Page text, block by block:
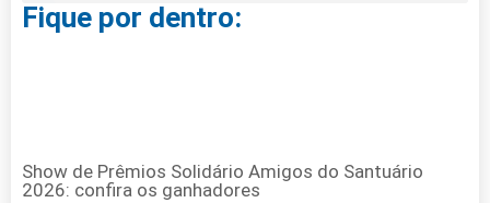
Fique por dentro:
Show de Prêmios Solidário Amigos do Santuário
2026: confira os ganhadores